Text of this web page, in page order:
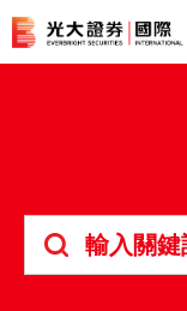
市場快訊
市場概要
市場導航
研究報告總覽
簡介
收費及其他費用